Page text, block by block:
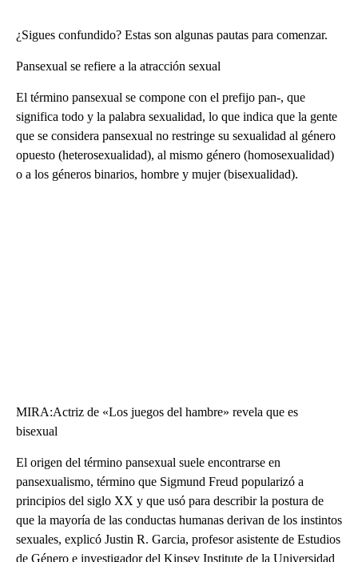
¿Sigues confundido? Estas son algunas pautas para comenzar.
Pansexual se refiere a la atracción sexual
El término pansexual se compone con el prefijo pan-, que
significa todo y la palabra sexualidad, lo que indica que la gente
que se considera pansexual no restringe su sexualidad al género
opuesto (heterosexualidad), al mismo género (homosexualidad)
o a los géneros binarios, hombre y mujer (bisexualidad).
MIRA:Actriz de «Los juegos del hambre» revela que es
bisexual
El origen del término pansexual suele encontrarse en
pansexualismo, término que Sigmund Freud popularizó a
principios del siglo XX y que usó para describir la postura de
que la mayoría de las conductas humanas derivan de los instintos
sexuales, explicó Justin R. Garcia, profesor asistente de Estudios
de Género e investigador del Kinsey Institute de la Universidad